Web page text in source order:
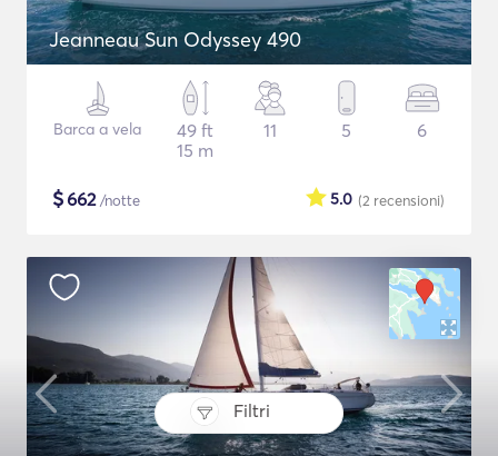
Filtri
Jeanneau Sun Odyssey 490
Barca a vela
49 ft
15 m
11 5 6
$662/notte (2 recensioni)
5.0